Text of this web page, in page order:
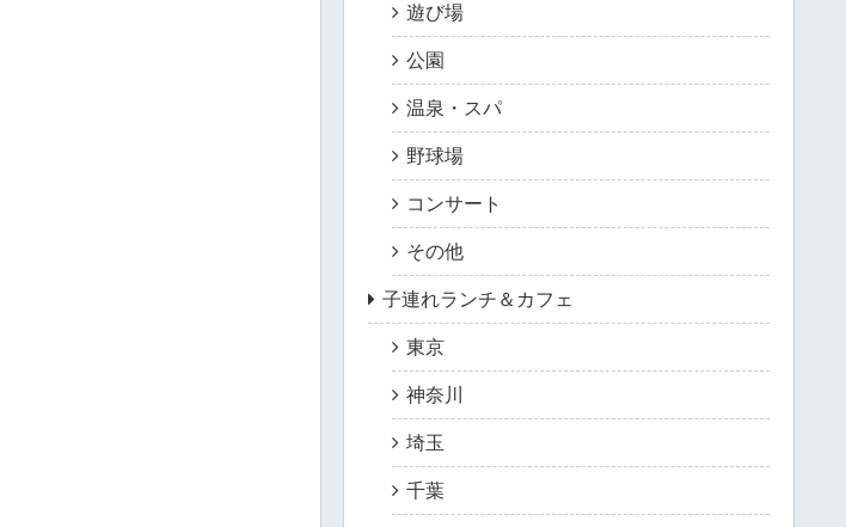
遊び場
公園
温泉・スパ
野球場
コンサート
その他
子連れランチ＆カフェ
東京
神奈川
埼玉
千葉